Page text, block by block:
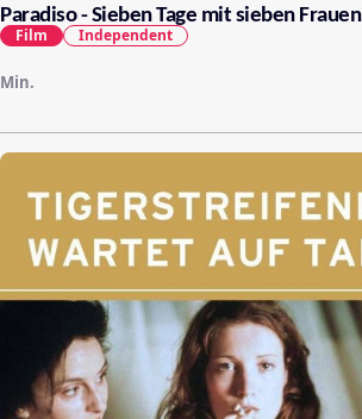
Paradiso - Sieben Tage mit sieben Frauen
Min.
Film Independent